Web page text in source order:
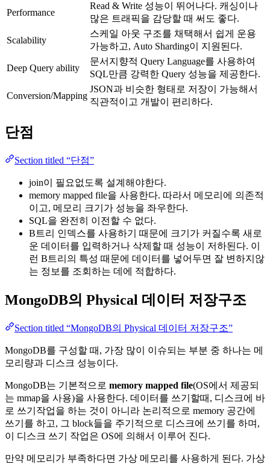
Performance
Read & Write 성능이 뛰어나다. 캐싱이나
많은 트래픽을 감당할 때 써도 좋다.
Scalability
스케일 아웃 구조를 채택해서 쉽게 운용
가능하고, Auto Sharding이 지원된다.
Deep Query ability
문서지향적 Query Language를 사용하여
SQL만큼 강력한 Query 성능을 제공한다.
Conversion/Mapping
JSON과 비슷한 형태로 저장이 가능해서
직관적이고 개발이 편리하다.
단점
Section titled “단점”
join이 필요없도록 설계해야한다.
memory mapped file을 사용한다. 따라서 메모리에 의존적
이고, 메모리 크기가 성능을 좌우한다.
SQL을 완전히 이전할 수 없다.
B트리 인덱스를 사용하기 때문에 크기가 커질수록 새로
운 데이터를 입력하거나 삭제할 때 성능이 저하된다. 이
런 B트리의 특성 때문에 데이터를 넣어두면 잘 변하지않
는 정보를 조회하는 데에 적합하다.
MongoDB의 Physical 데이터 저장구조
Section titled “MongoDB의 Physical 데이터 저장구조”
MongoDB를 구성할 때, 가장 많이 이슈되는 부분 중 하나는 메
모리량과 디스크 성능이다.
MongoDB는 기본적으로 memory mapped file(OS에서 제공되
는 mmap을 사용)을 사용한다. 데이터를 쓰기할때, 디스크에 바
로 쓰기작업을 하는 것이 아니라 논리적으로 memory 공간에
쓰기를 하고, 그 block들을 주기적으로 디스크에 쓰기를 하며,
이 디스크 쓰기 작업은 OS에 의해서 이루어 진다.
만약 메모리가 부족하다면 가상 메모리를 사용하게 된다. 가상